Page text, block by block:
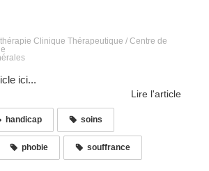
Clinique Thérapeutique / Centre de
ici...
Lire l'article
handicap soins
phobie souffrance